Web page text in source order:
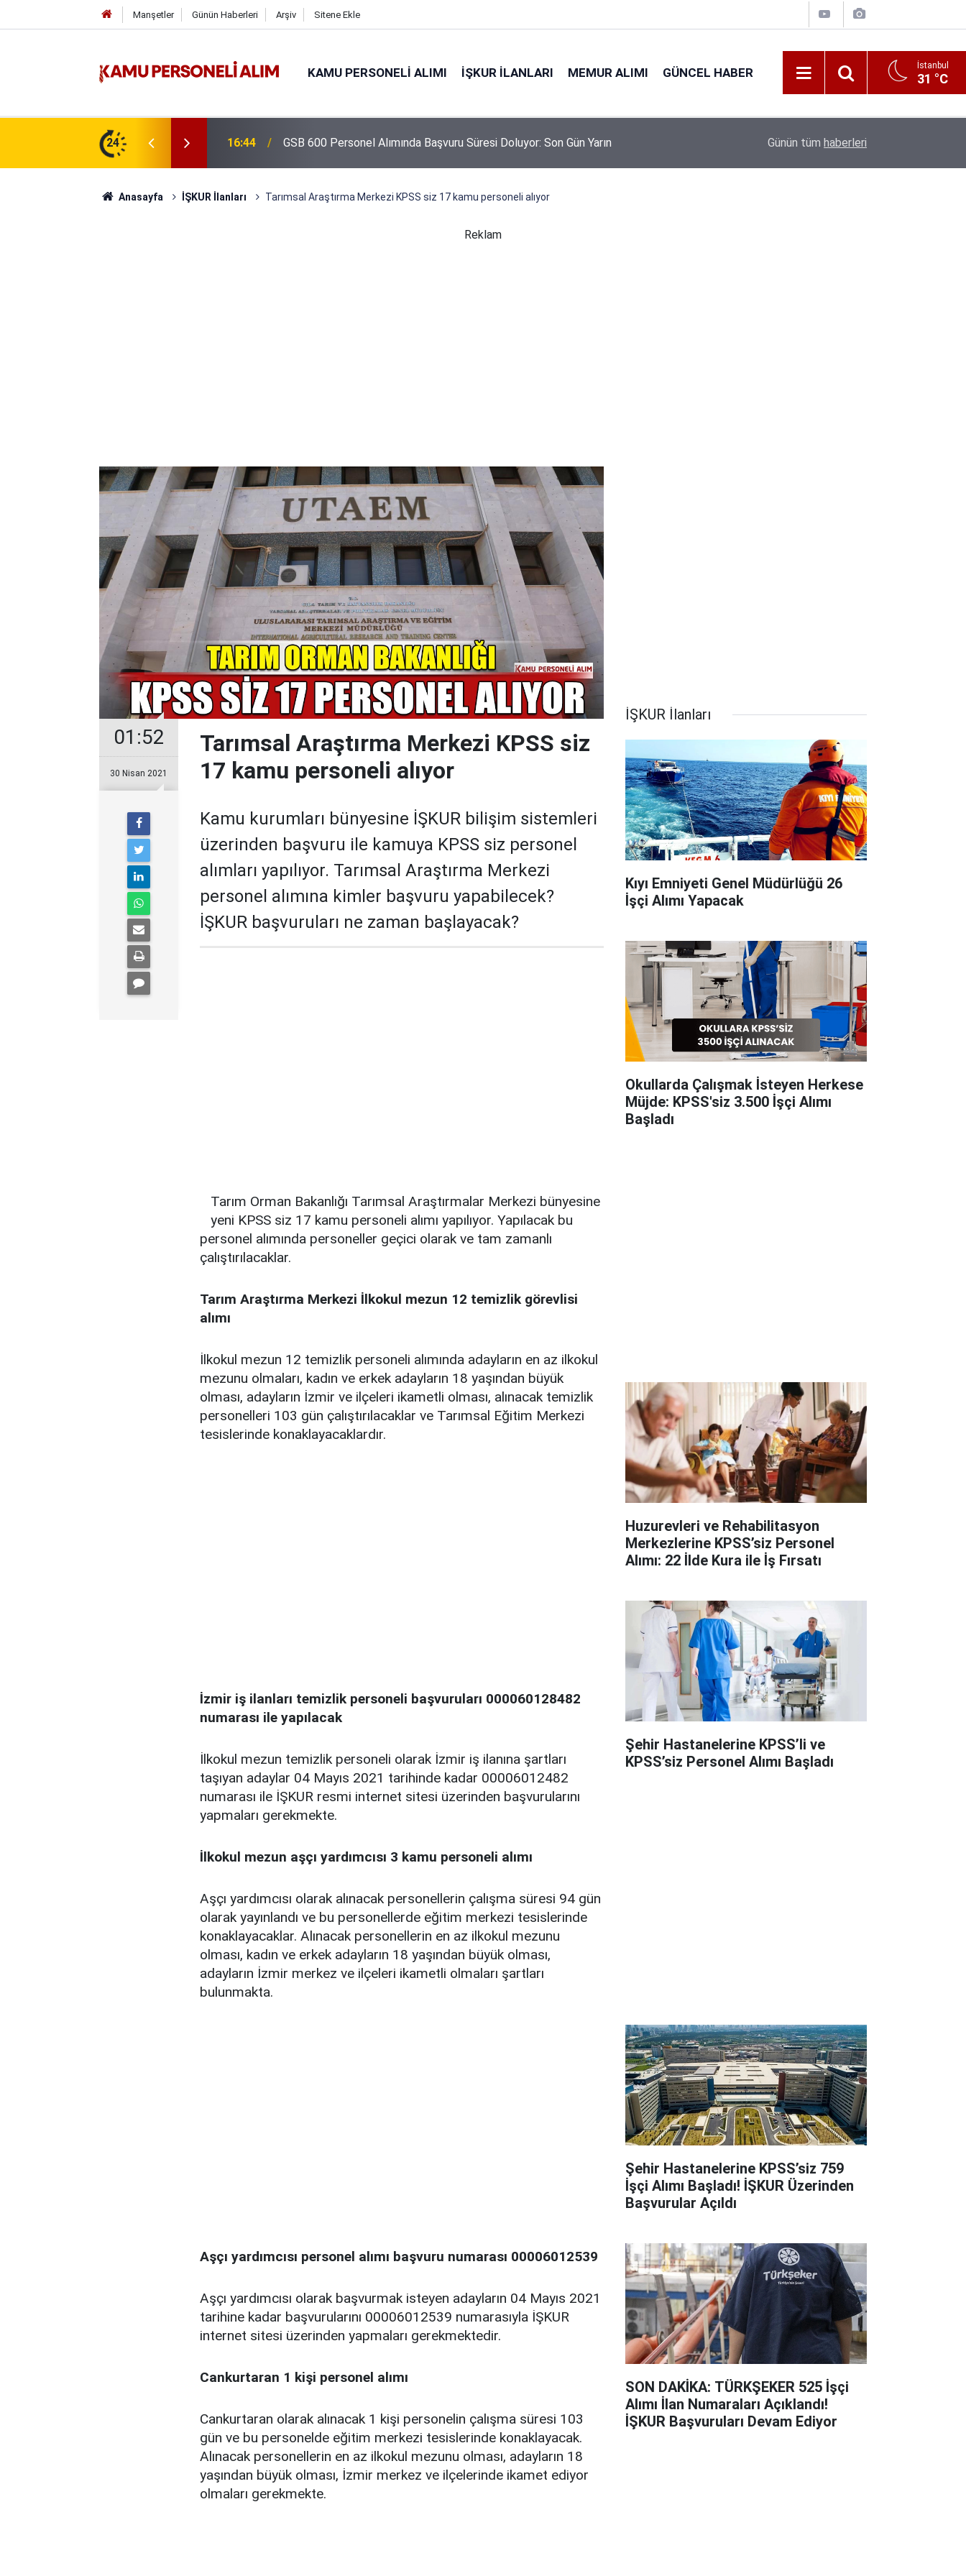
Manşetler Günün Haberleri Arşiv Sitene Ekle
KAMU PERSONELI ALIMI İŞKUR İLANLARI MEMUR ALIMI GÜNCEL HABER İstanbul
31 °C
24
Gündemde! Bakan Çiftçi Süreci
16:44 GSB 600 Personel Alımında Başvuru Süresi Doluyor: Son Gün Yarın Kıyı Emniyeti Genel Müdürlüğü 26 İşçi Alımı
Günün tüm haberleri
Anasayfa İŞKUR İlanları Tarımsal Araştırma Merkezi KPSS siz 17 kamu personeli alıyor
Reklam
01:52
30 Nisan 2021
Tarımsal Araştırma Merkezi KPSS siz
17 kamu personeli alıyor
Kamu kurumları bünyesine İŞKUR bilişim sistemleri
üzerinden başvuru ile kamuya KPSS siz personel
alımları yapılıyor. Tarımsal Araştırma Merkezi
personel alımına kimler başvuru yapabilecek?
İŞKUR başvuruları ne zaman başlayacak?
Tarım Orman Bakanlığı Tarımsal Araştırmalar Merkezi bünyesine
yeni KPSS siz 17 kamu personeli alımı yapılıyor. Yapılacak bu
personel alımında personeller geçici olarak ve tam zamanlı
çalıştırılacaklar.
Tarım Araştırma Merkezi İlkokul mezun 12 temizlik görevlisi
alımı
İlkokul mezun 12 temizlik personeli alımında adayların en az ilkokul
mezunu olmaları, kadın ve erkek adayların 18 yaşından büyük
olması, adayların İzmir ve ilçeleri ikametli olması, alınacak temizlik
personelleri 103 gün çalıştırılacaklar ve Tarımsal Eğitim Merkezi
tesislerinde konaklayacaklardır.
İzmir iş ilanları temizlik personeli başvuruları 000060128482
numarası ile yapılacak
İlkokul mezun temizlik personeli olarak İzmir iş ilanına şartları
taşıyan adaylar 04 Mayıs 2021 tarihinde kadar 00006012482
numarası ile İŞKUR resmi internet sitesi üzerinden başvurularını
yapmaları gerekmekte.
İlkokul mezun aşçı yardımcısı 3 kamu personeli alımı
Aşçı yardımcısı olarak alınacak personellerin çalışma süresi 94 gün
olarak yayınlandı ve bu personellerde eğitim merkezi tesislerinde
konaklayacaklar. Alınacak personellerin en az ilkokul mezunu
olması, kadın ve erkek adayların 18 yaşından büyük olması,
adayların İzmir merkez ve ilçeleri ikametli olmaları şartları
bulunmakta.
Aşçı yardımcısı personel alımı başvuru numarası 00006012539
Aşçı yardımcısı olarak başvurmak isteyen adayların 04 Mayıs 2021
tarihine kadar başvurularını 00006012539 numarasıyla İŞKUR
internet sitesi üzerinden yapmaları gerekmektedir.
Cankurtaran 1 kişi personel alımı
Cankurtaran olarak alınacak 1 kişi personelin çalışma süresi 103
gün ve bu personelde eğitim merkezi tesislerinde konaklayacak.
Alınacak personellerin en az ilkokul mezunu olması, adayların 18
yaşından büyük olması, İzmir merkez ve ilçelerinde ikamet ediyor
olmaları gerekmekte.
İŞKUR İlanları
Kıyı Emniyeti Genel Müdürlüğü 26
İşçi Alımı Yapacak
Okullarda Çalışmak İsteyen Herkese
Müjde: KPSS'siz 3.500 İşçi Alımı
Başladı
Huzurevleri ve Rehabilitasyon
Merkezlerine KPSS’siz Personel
Alımı: 22 İlde Kura ile İş Fırsatı
Şehir Hastanelerine KPSS’li ve
KPSS’siz Personel Alımı Başladı
Şehir Hastanelerine KPSS’siz 759
İşçi Alımı Başladı! İŞKUR Üzerinden
Başvurular Açıldı
SON DAKİKA: TÜRKŞEKER 525 İşçi
Alımı İlan Numaraları Açıklandı!
İŞKUR Başvuruları Devam Ediyor